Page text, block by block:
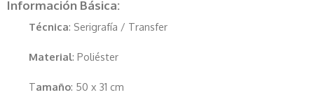
Información Básica:
Técnica: Serigrafía / Transfer
Material: Poliéster
Tamaño: 50 x 31 cm